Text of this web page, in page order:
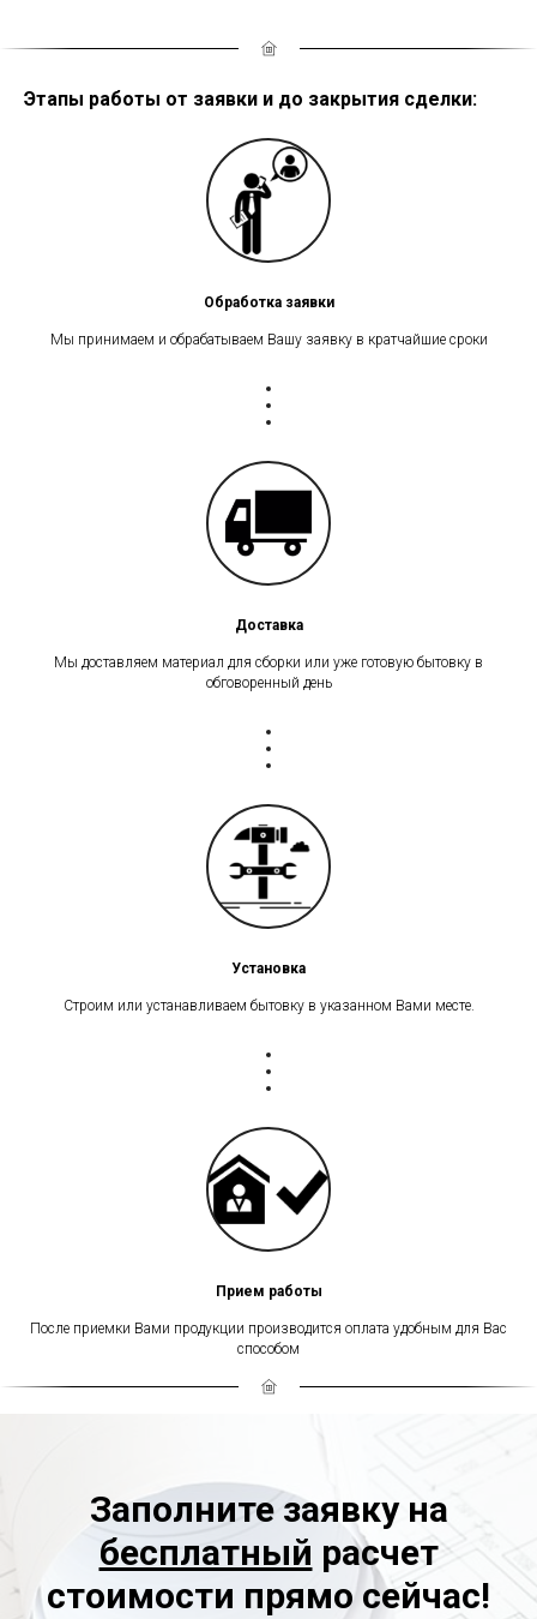
Этапы работы от заявки и до закрытия сделки:
Обработка заявки
Мы принимаем и обрабатываем Вашу заявку в кратчайшие сроки
Доставка
Мы доставляем материал для сборки или уже готовую бытовку в
обговоренный день
Установка
Строим или устанавливаем бытовку в указанном Вами месте.
Прием работы
После приемки Вами продукции производится оплата удобным для Вас
способом
Заполните заявку на
бесплатный расчет
стоимости прямо сейчас!